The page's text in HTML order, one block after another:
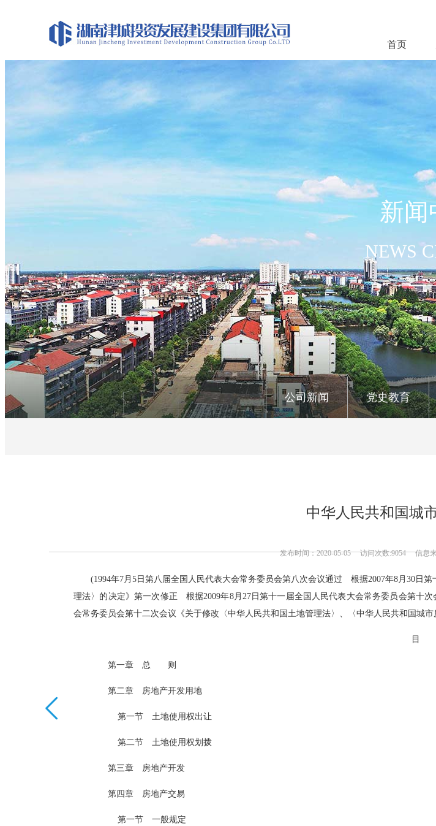
首页
新闻
NEWS
公司新闻 党史教育
中华人民共和国城
发布时间：2020-05-05 访问次数:9054 信息来源
(1994年7月5日第八届全国人民代表大会常务委员会第八次会议通过 根据2007年8月30日
理法〉的决定》第一次修正 根据2009年8月27日第十一届全国人民代表大会常务委员会第十
会常务委员会第十二次会议《关于修改〈中华人民共和国土地管理法〉、〈中华人民共和国城
目
第一章 总 则
第二章 房地产开发用地
第一节 土地使用权出让
第二节 土地使用权划拨
第三章 房地产开发
第四章 房地产交易
第一节 一般规定